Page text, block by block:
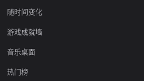
随时间变化
游戏成就墙
音乐桌面
热门榜